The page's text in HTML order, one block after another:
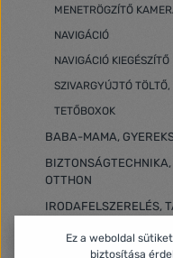
MENETRÖGZÍTŐ
NAVIGÁCIÓ
NAVIGÁCIÓ KIEGÉSZÍTŐ
SZIVARGYÚJTÓ
TETŐBOXOK
BABA-MAMA,
OTTHON
IRODAFELSZERELÉS,
FOTÓZÁS, VIDEÓZÁS,
Ez a weboldal
biztosítása